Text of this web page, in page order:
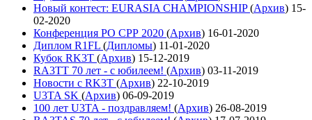
Новый контест: EURASIA CHAMPIONSHIP(Архив) 15-
02-2020
Конференция РО СРР 2020 (Архив) 16-01-2020
Диплом R1FL (Дипломы) 11-01-2020
Кубок RK3T (Архив) 15-12-2019
RA3TT 70 лет - с юбилеем! (Архив) 03-11-2019
Новости с RK3T (Архив) 22-10-2019
U3TA SK (Архив) 06-09-2019
100 лет U3TA - поздравляем! (Архив) 26-08-2019